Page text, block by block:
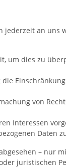
jederzeit an uns
um dies zu
von
Interessen
Daten
– nur
juristischen